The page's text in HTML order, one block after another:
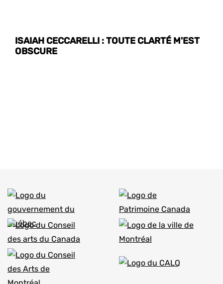
ISAIAH CECCARELLI : TOUTE CLARTÉ M'EST
OBSCURE